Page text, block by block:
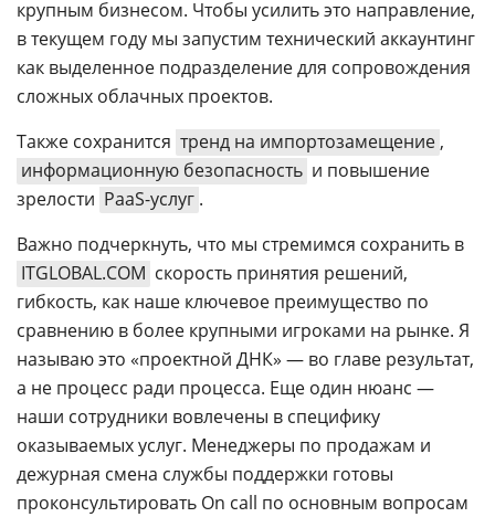
крупным бизнесом. Чтобы усилить это направление,
в текущем году мы запустим технический аккаунтинг
как выделенное подразделение для сопровождения
сложных облачных проектов.
Также сохранится тренд на импортозамещение ,
информационную безопасность и повышение
зрелости PaaS-услуг .
Важно подчеркнуть, что мы стремимся сохранить в
ITGLOBAL.COM скорость принятия решений,
гибкость, как наше ключевое преимущество по
сравнению в более крупными игроками на рынке. Я
называю это «проектной ДНК» — во главе результат,
а не процесс ради процесса. Еще один нюанс —
наши сотрудники вовлечены в специфику
оказываемых услуг. Менеджеры по продажам и
дежурная смена службы поддержки готовы
проконсультировать On call по основным вопросам